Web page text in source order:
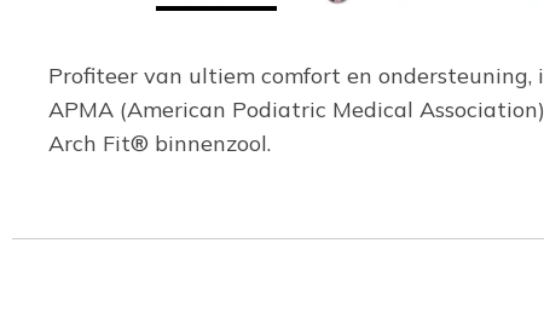
Profiteer van ultiem comfort en ondersteuning,
APMA (American Podiatric Medical
Arch Fit® binnenzool.